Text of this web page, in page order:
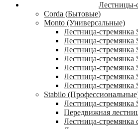
Лестницы-
Corda (Бытовые)
Monto (Универсальные)
Лестница-стремянка
Лестница-стремянка
Лестница-стремянка
Лестница-стремянка
Лестница-стремянка
Лестница-стремянка
Лестница-стремянка
Stabilo
Лестница-стремянка
Передвижная
Лестница-стремянка